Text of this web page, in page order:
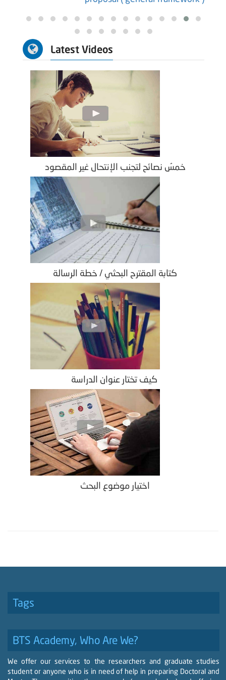
Latest Videos
خمسُ نصائح لتجنب الإنتحال غير المقصود
كتابة المقترح البحثي / خطة الرسالة
كيف تختار عنوان الدراسة
اختيار موضوع البحث
Tags
BTS Academy, Who Are We?
We offer our services to the researchers and graduate studies
student or anyone who is in need of help in preparing Doctoral and